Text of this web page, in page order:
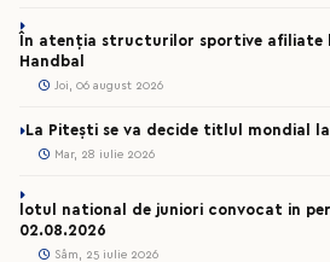
În atenția structurilor sportive afiliate
Handbal
Joi, 06 august 2026
La Pitești se va decide titlul mondial la
Mar, 28 iulie 2026
lotul national de juniori convocat in
02.08.2026
Sâm, 25 iulie 2026